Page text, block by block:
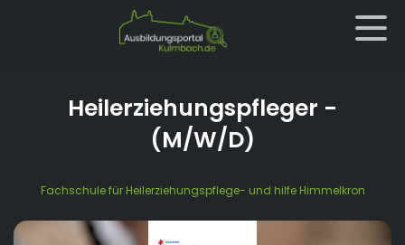
Heilerziehungspfleger -
(M/W/D)
Fachschule für Heilerziehungspflege- und hilfe Himmelkron